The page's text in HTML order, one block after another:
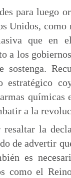
para luego
Unidos,
que en
a los
sostenga.
estratégico
a la
resaltar la
de advertir
es
como el